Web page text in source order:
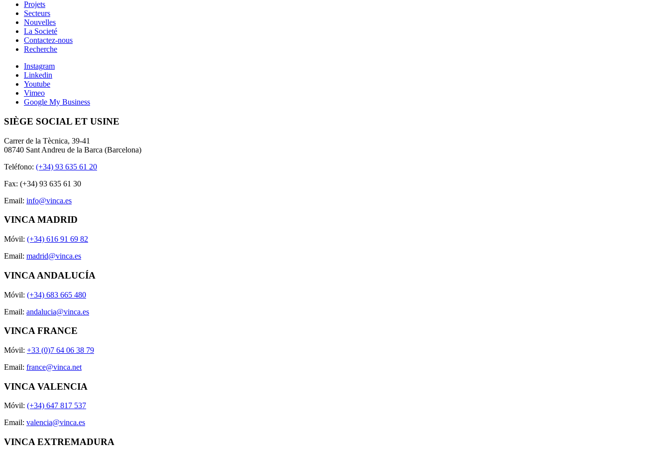
Projets
Secteurs
Nouvelles
La Societé
Contactez-nous
Recherche
Instagram
Linkedin
Youtube
Vimeo
Google My Business
SIÈGE SOCIAL ET USINE
Carrer de la Tècnica, 39-41
08740 Sant Andreu de la Barca (Barcelona)
Teléfono: (+34) 93 635 61 20
Fax: (+34) 93 635 61 30
Email: info@vinca.es
VINCA MADRID
Móvil: (+34) 616 91 69 82
Email: madrid@vinca.es
VINCA ANDALUCÍA
Móvil: (+34) 683 665 480
Email: andalucia@vinca.es
VINCA FRANCE
Móvil: +33 (0)7 64 06 38 79
Email: france@vinca.net
VINCA VALENCIA
Móvil: (+34) 647 817 537
Email: valencia@vinca.es
VINCA EXTREMADURA